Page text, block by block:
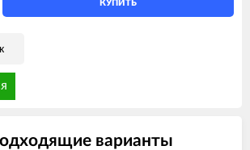
КУПИТЬ
варианты